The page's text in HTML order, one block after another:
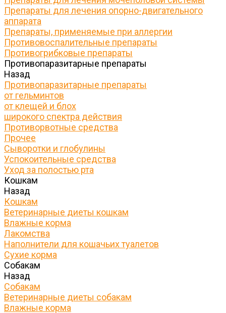
Препараты для лечения опорно-двигательного
аппарата
Препараты, применяемые при аллергии
Противовоспалительные препараты
Противогрибковые препараты
Противопаразитарные препараты
Назад
Противопаразитарные препараты
от гельминтов
от клещей и блох
широкого спектра действия
Противорвотные средства
Прочее
Сыворотки и глобулины
Успокоительные средства
Уход за полостью рта
Кошкам
Назад
Кошкам
Ветеринарные диеты кошкам
Влажные корма
Лакомства
Наполнители для кошачьих туалетов
Сухие корма
Собакам
Назад
Собакам
Ветеринарные диеты собакам
Влажные корма